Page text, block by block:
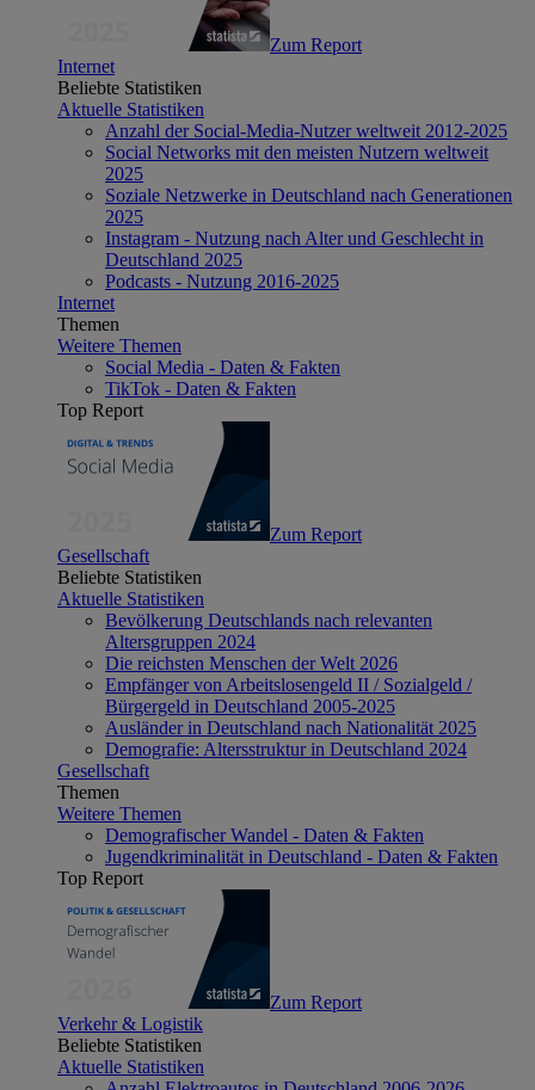
Zum Report
Internet
Beliebte Statistiken
Aktuelle Statistiken
Anzahl der Social-Media-Nutzer weltweit 2012-2025
Social Networks mit den meisten Nutzern weltweit
2025
Soziale Netzwerke in Deutschland nach Generationen
2025
Instagram - Nutzung nach Alter und Geschlecht in
Deutschland 2025
Podcasts - Nutzung 2016-2025
Internet
Themen
Weitere Themen
Social Media - Daten & Fakten
TikTok - Daten & Fakten
Top Report
Zum Report
Gesellschaft
Beliebte Statistiken
Aktuelle Statistiken
Bevölkerung Deutschlands nach relevanten
Altersgruppen 2024
Die reichsten Menschen der Welt 2026
Empfänger von Arbeitslosengeld II / Sozialgeld /
Bürgergeld in Deutschland 2005-2025
Ausländer in Deutschland nach Nationalität 2025
Demografie: Altersstruktur in Deutschland 2024
Gesellschaft
Themen
Weitere Themen
Demografischer Wandel - Daten & Fakten
Jugendkriminalität in Deutschland - Daten & Fakten
Top Report
Zum Report
Verkehr & Logistik
Beliebte Statistiken
Aktuelle Statistiken